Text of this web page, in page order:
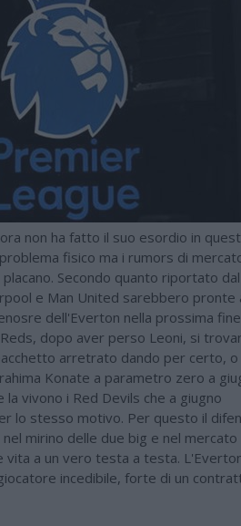
non ha fatto il suo esordio in
fisico ma i rumors di
Secondo quanto riportato dal
e Man United sarebbero pronte
dell'Everton nella prossima
dopo aver perso Leoni, si
arretrato dando per certo, o
Konate a parametro zero a
la vivono i Red Devils che a giugno
lo stesso motivo. Per questo il
mirino delle due big e nel mercato
vita a un vero testa a testa.
incedibile, forte di un